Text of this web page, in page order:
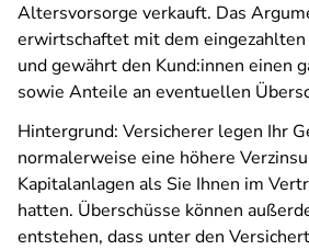
Altersvorsorge verkauft. Das
erwirtschaftet mit dem
und gewährt den Kund:innen einen
sowie Anteile an eventuellen
Hintergrund: Versicherer legen Ihr
normalerweise eine höhere
Kapitalanlagen als Sie Ihnen im
hatten. Überschüsse können
entstehen, dass unter den